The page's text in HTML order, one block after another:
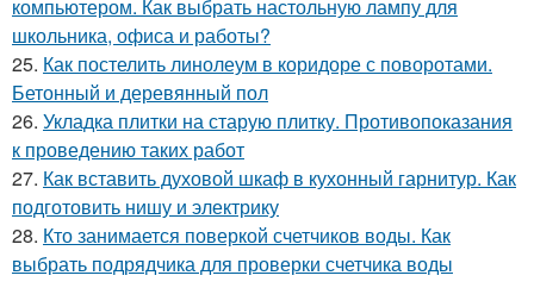
компьютером. Как выбрать настольную лампу для
школьника, офиса и работы?
25. Как постелить линолеум в коридоре с поворотами.
Бетонный и деревянный пол
26. Укладка плитки на старую плитку. Противопоказания
к проведению таких работ
27. Как вставить духовой шкаф в кухонный гарнитур. Как
подготовить нишу и электрику
28. Кто занимается поверкой счетчиков воды. Как
выбрать подрядчика для проверки счетчика воды